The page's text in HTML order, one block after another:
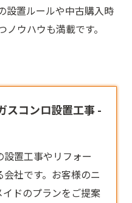
設置ルールや中古購入時
ウハウも満載です。
スコンロ設置工事 -
置工事やリフォー
社です。お客様のニ
ドのプランをご提案